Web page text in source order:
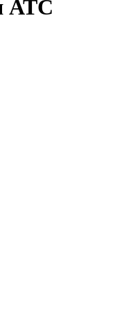
АТС